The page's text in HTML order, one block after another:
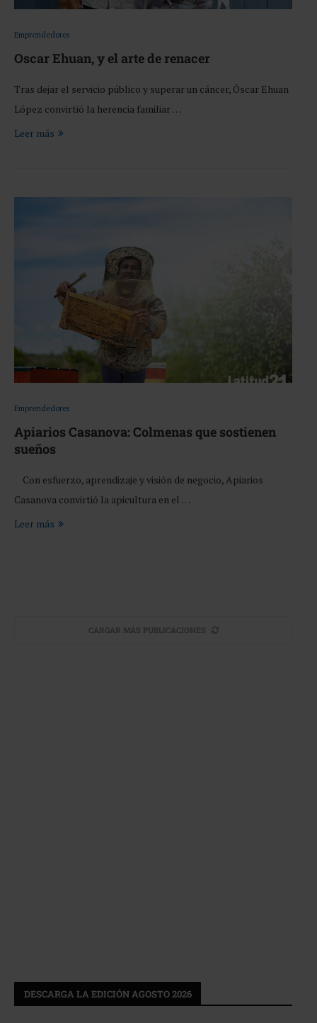
Emprendedores
Oscar Ehuan, y el arte de renacer
Tras dejar el servicio público y superar un cáncer, Óscar Ehuan
López convirtió la herencia familiar …
Leer más
Emprendedores
Apiarios Casanova: Colmenas que sostienen
sueños
Con esfuerzo, aprendizaje y visión de negocio, Apiarios
Casanova convirtió la apicultura en el …
Leer más
CARGAR MÁS PUBLICACIONES
DESCARGA LA EDICIÓN AGOSTO 2026